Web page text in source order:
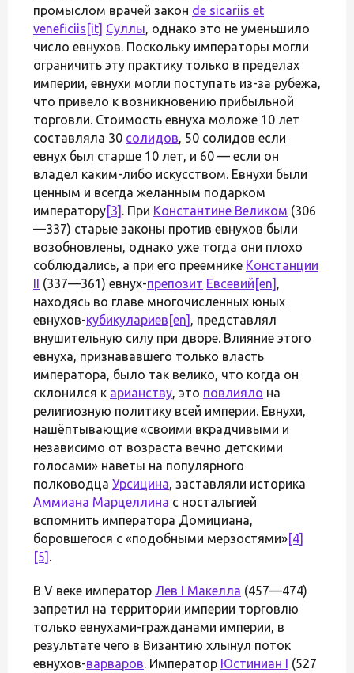
промыслом врачей закон de sicariis et
veneficiis [it] Суллы, однако это не уменьшило
число евнухов. Поскольку императоры могли
ограничить эту практику только в пределах
империи, евнухи могли поступать из-за рубежа,
что привело к возникновению прибыльной
торговли. Стоимость евнуха моложе 10 лет
составляла 30 солидов, 50 солидов если
евнух был старше 10 лет, и 60 — если он
владел каким-либо искусством. Евнухи были
ценным и всегда желанным подарком
императору[3] . При Константине Великом (306
—337) старые законы против евнухов были
возобновлены, однако уже тогда они плохо
соблюдались, а при его преемнике Констанции
II (337—361) евнух-препозит Евсевий [en] ,
находясь во главе многочисленных юных
евнухов-кубикулариев [en] , представлял
внушительную силу при дворе. Влияние этого
евнуха, признававшего только власть
императора, было так велико, что когда он
склонился к арианству, это повлияло на
религиозную политику всей империи. Евнухи,
нашёптывающие «своими вкрадчивыми и
независимо от возраста вечно детскими
голосами» наветы на популярного
полководца Урсицина, заставляли историка
Аммиана Марцеллина с ностальгией
вспомнить императора Домициана,
боровшегося с «подобными мерзостями»[4]
[5] .
В V веке император Лев I Макелла (457—474)
запретил на территории империи торговлю
только евнухами-гражданами империи, в
результате чего в Византию хлынул поток
евнухов-варваров. Император Юстиниан I (527